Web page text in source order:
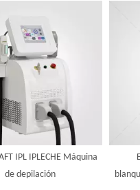
IPL IPLECHE Máquina
de depilación